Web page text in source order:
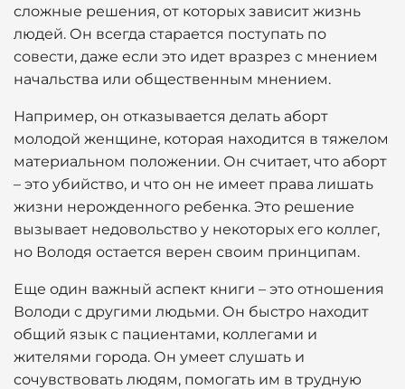
сложные решения, от которых зависит жизнь
людей. Он всегда старается поступать по
совести, даже если это идет вразрез с мнением
начальства или общественным мнением.
Например, он отказывается делать аборт
молодой женщине, которая находится в тяжелом
материальном положении. Он считает, что аборт
– это убийство, и что он не имеет права лишать
жизни нерожденного ребенка. Это решение
вызывает недовольство у некоторых его коллег,
но Володя остается верен своим принципам.
Еще один важный аспект книги – это отношения
Володи с другими людьми. Он быстро находит
общий язык с пациентами, коллегами и
жителями города. Он умеет слушать и
сочувствовать людям, помогать им в трудную